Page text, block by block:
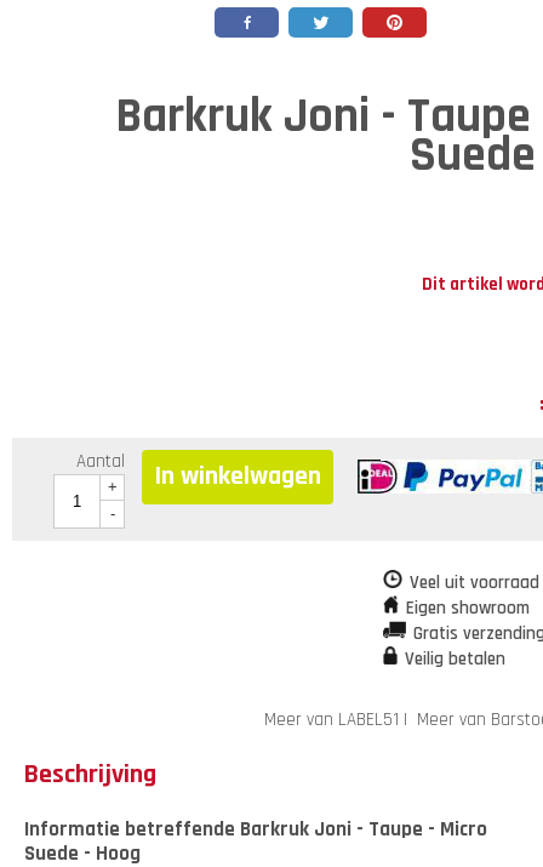
Barkruk Joni -
Dit artikel
Aantal
+
-
In winkelwagen
Veel uit
Eigen showroom
Gratis
Veilig betalen
Meer van LABEL51 | Meer van
Beschrijving
Informatie betreffende Barkruk Joni - Taupe - Micro
Suede - Hoog